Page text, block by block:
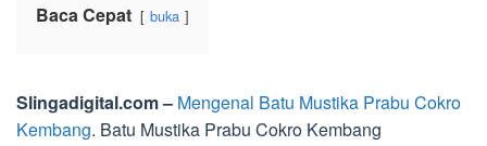
Baca Cepat buka
Slingadigital.com – Mengenal Batu Mustika Prabu Cokro
Kembang. Batu Mustika Prabu Cokro Kembang